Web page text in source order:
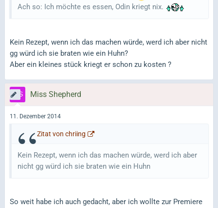
Ach so: Ich möchte es essen, Odin kriegt nix.
Kein Rezept, wenn ich das machen würde, werd ich aber nicht
gg würd ich sie braten wie ein Huhn?
Aber ein kleines stück kriegt er schon zu kosten ?
Miss Shepherd
11. Dezember 2014
Zitat von chriing
Kein Rezept, wenn ich das machen würde, werd ich aber
nicht gg würd ich sie braten wie ein Huhn
So weit habe ich auch gedacht, aber ich wollte zur Premiere